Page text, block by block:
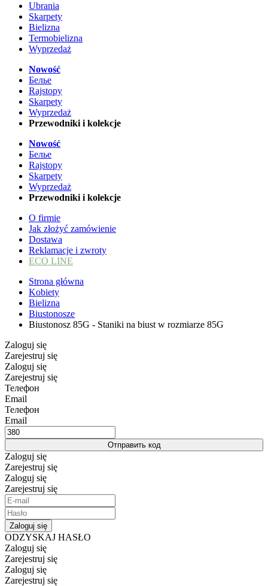
Ubrania
Skarpety
Bielizna
Termobielizna
Wyprzedaż
Nowość
Белье
Rajstopy
Skarpety
Wyprzedaż
Przewodniki i kolekcje
Nowość
Белье
Rajstopy
Skarpety
Wyprzedaż
Przewodniki i kolekcje
O firmie
Jak złożyć zamówienie
Dostawa
Reklamacje i zwroty
ECO LINE
Strona główna
Kobiety
Bielizna
Biustonosze
Biustonosz 85G - Staniki na biust w rozmiarze 85G
Zaloguj się
Zarejestruj się
Zaloguj się
Zarejestruj się
Телефон
Email
Телефон
Email
Отправить код
Zaloguj się
Zarejestruj się
Zaloguj się
Zarejestruj się
Zaloguj się
ODZYSKAJ HASŁO
Zaloguj się
Zarejestruj się
Zaloguj się
Zarejestruj się